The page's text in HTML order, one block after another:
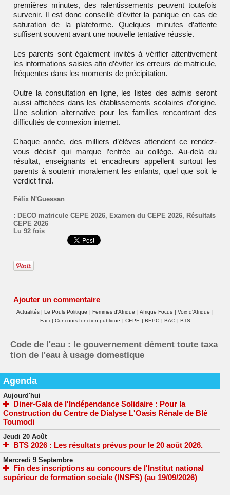
premières minutes, des ralentissements peuvent toutefois
survenir. Il est donc conseillé d’éviter la panique en cas de
saturation de la plateforme. Quelques minutes d’attente
suffisent souvent avant une nouvelle tentative réussie.
Les parents sont également invités à vérifier attentivement
les informations saisies afin d’éviter les erreurs de matricule,
fréquentes dans les moments de précipitation.
Outre la consultation en ligne, les listes des admis seront
aussi affichées dans les établissements scolaires d’origine.
Une solution alternative pour les familles rencontrant des
difficultés de connexion internet.
Chaque année, des milliers d’élèves attendent ce rendez-
vous décisif qui marque l’entrée au collège. Au-delà du
résultat, enseignants et encadreurs appellent surtout les
parents à soutenir moralement les enfants, quel que soit le
verdict final.
Félix N'Guessan
: DECO matricule CEPE 2026, Examen du CEPE 2026, Résultats
CEPE 2026
Lu 92 fois
Ajouter un commentaire
Actualités | Le Pouls Politique | Femmes d'Afrique | Afrique Focus | Voix d'Afrique |
Faci | Concours fonction publique | CEPE | BEPC | BAC | BTS
Code de l'eau : le gouvernement dément toute taxa
tion de l'eau à usage domestique
Agenda
Aujourd'hui
Diner-Gala de l'Indépendance Solidaire : Pour la
Construction du Centre de Dialyse L'Oasis Rénale de Blé
Toumodi
Jeudi 20 Août
BTS 2026 : Les résultats prévus pour le 20 août 2026.
Mercredi 9 Septembre
Fin des inscriptions au concours de l'Institut national
supérieur de formation sociale (INSFS) (au 19/09/2026)